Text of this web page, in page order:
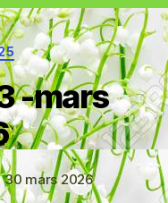
-mars
30 mars 2026